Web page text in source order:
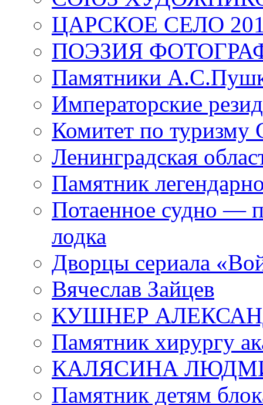
ЦАРСКОЕ СЕЛО
ПОЭЗИЯ
Памятники
Императорские
Комитет по туризму
Ленинградская
Памятник
Потаенное судно —
лодка
Дворцы сериала
Вячеслав Зайцев
КУШНЕР
Памятник хирургу
КАЛЯСИНА
Памятник детям